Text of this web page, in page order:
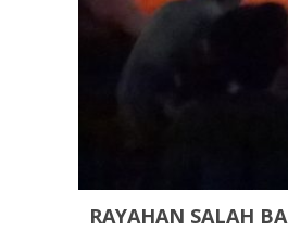
RAYAHAN SALAH